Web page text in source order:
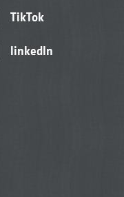
TikTok
linkedIn